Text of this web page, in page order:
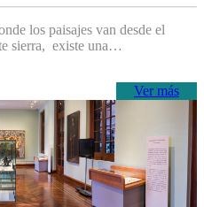
los paisajes van desde el
sierra, existe una…
Ver más